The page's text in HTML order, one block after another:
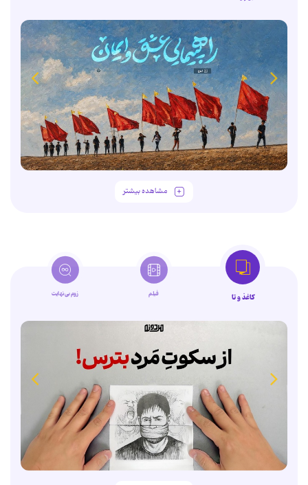
مشاهده بیشتر
کاغذ و تا فیلم زوم‌بی‌نهایت